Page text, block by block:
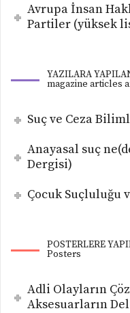
Avrupa İnsan
Partiler (yüksek
YAZILARA
magazine articles
Suç ve Ceza
Anayasal suç
Dergisi)
Çocuk Suçluluğu
POSTERLERE
Posters
Adli Olayların
Aksesuarların